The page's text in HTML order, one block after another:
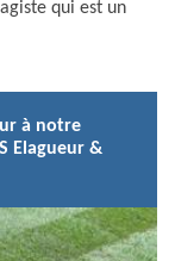
qui est un
à notre
Elagueur &